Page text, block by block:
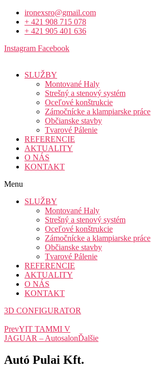
ironexsro@gmail.com
+ 421 908 715 078
+ 421 905 401 636
Instagram Facebook
SLUŽBY
Montované Haly
Strešný a stenový systém
Oceľové konštrukcie
Zámočnícke a klampiarske práce
Občianske stavby
Tvarové Pálenie
REFERENCIE
AKTUALITY
O NÁS
KONTAKT
Menu
SLUŽBY
Montované Haly
Strešný a stenový systém
Oceľové konštrukcie
Zámočnícke a klampiarske práce
Občianske stavby
Tvarové Pálenie
REFERENCIE
AKTUALITY
O NÁS
KONTAKT
3D CONFIGURATOR
PrevYIT TAMMI V
JAGUAR – AutosalonĎalšie
Autó Pulai Kft.